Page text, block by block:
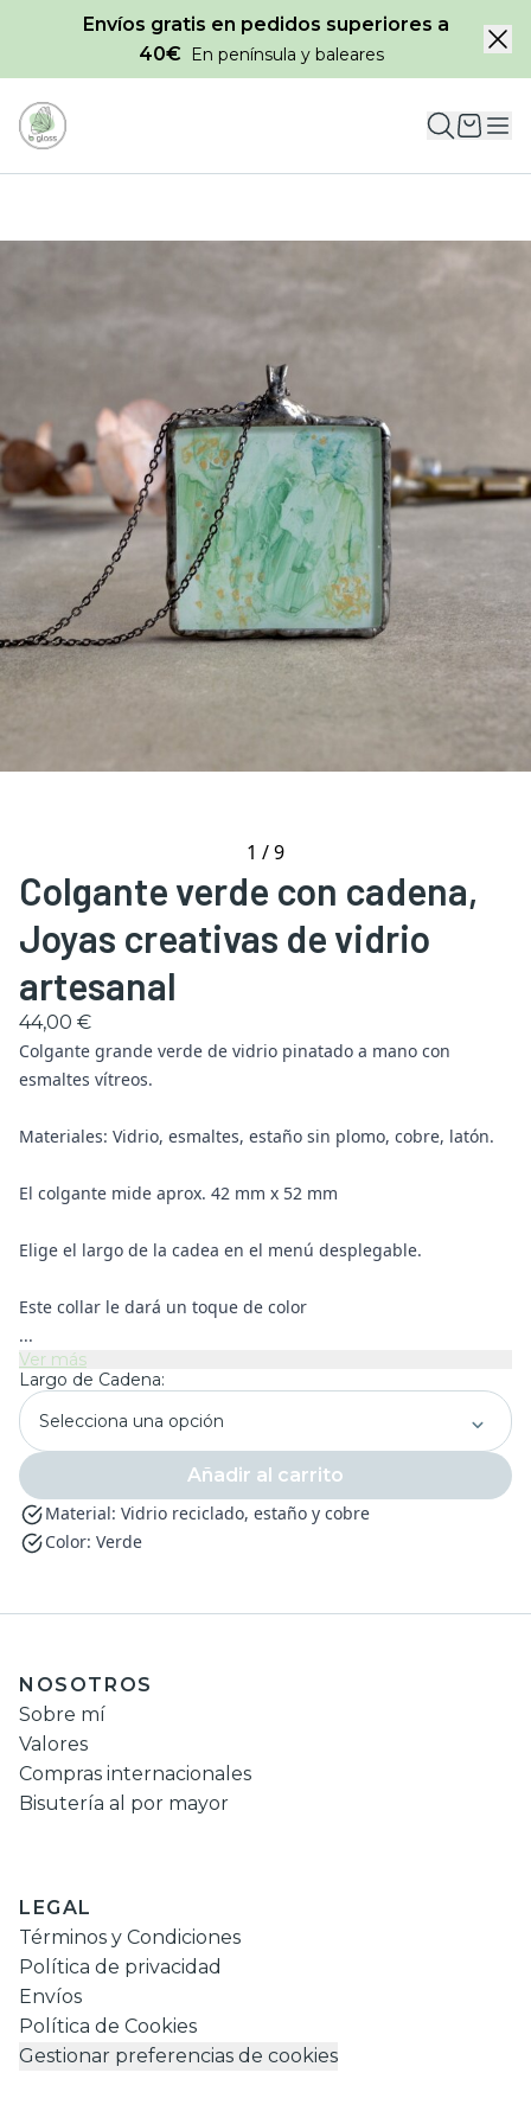
Envíos gratis en pedidos superiores a
40€ En península y baleares
1 /9
Colgante verde con cadena,
Joyas creativas de vidrio
artesanal
44,00 €
Colgante grande verde de vidrio pinatado a mano con
esmaltes vítreos.
Materiales: Vidrio, esmaltes, estaño sin plomo, cobre, latón.
El colgante mide aprox. 42 mm x 52 mm
Elige el largo de la cadea en el menú desplegable.
Este collar le dará un toque de color
...
Ver más
Largo de Cadena:
Selecciona una opción
Añadir al carrito
Material: Vidrio reciclado, estaño y cobre
Color: Verde
NOSOTROS
Sobre mí
Valores
Compras internacionales
Bisutería al por mayor
LEGAL
Términos y Condiciones
Política de privacidad
Envíos
Política de Cookies
Gestionar preferencias de cookies